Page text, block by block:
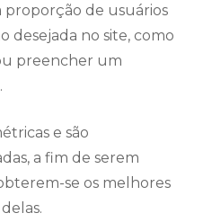
proporção de usuários
desejada no site, como
preencher um
e são
a fim de serem
se os melhores